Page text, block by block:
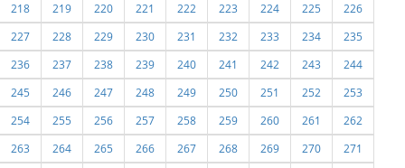
218
219 220 221 222 223 224 225
226
227
228 229 230 231 232 233 234
235
236
237 238 239 240 241 242 243
244
245
246 247 248 249 250 251 252
253
254
255 256 257 258 259 260 261
262
263
264 265 266 267 268 269 270
271